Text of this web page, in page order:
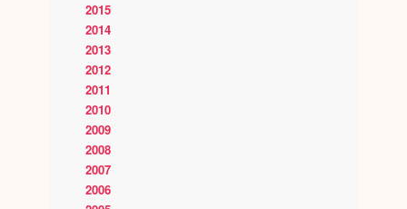
2015
2014
2013
2012
2011
2010
2009
2008
2007
2006